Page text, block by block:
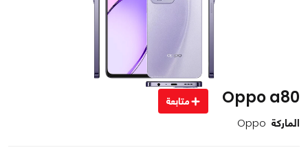
Oppo a80 متابعة
الماركة Oppo